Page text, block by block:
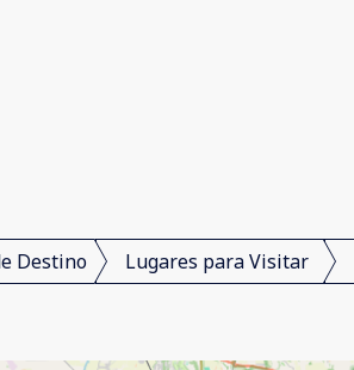
Destino Lugares para Visitar